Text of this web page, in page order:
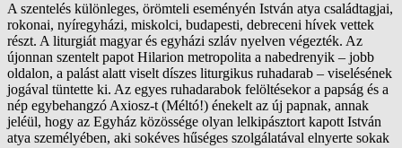
A szentelés különleges, örömteli eseményén István atya családtagjai,
rokonai, nyíregyházi, miskolci, budapesti, debreceni hívek vettek
részt. A liturgiát magyar és egyházi szláv nyelven végezték. Az
újonnan szentelt papot Hilarion metropolita a nabedrenyik – jobb
oldalon, a palást alatt viselt díszes liturgikus ruhadarab – viselésének
jogával tüntette ki. Az egyes ruhadarabok felöltésekor a papság és a
nép egybehangzó Axiosz-t (Méltó!) énekelt az új papnak, annak
jeléül, hogy az Egyház közössége olyan lelkipásztort kapott István
atya személyében, aki sokéves hűséges szolgálatával elnyerte sokak